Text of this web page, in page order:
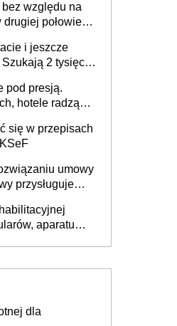
urodzeń w
względu na
drugiej połowie
i jeszcze
2 tysięcy
pod presją.
hotele radzą
się w przepisach
umowy
przysługuje
aparatu
dla